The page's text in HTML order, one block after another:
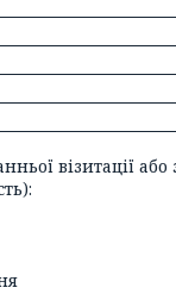
візитації або
):